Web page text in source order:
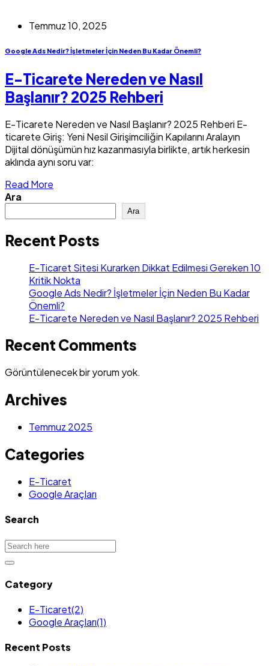
Temmuz 10, 2025
Google Ads Nedir? İşletmeler İçin Neden Bu Kadar Önemli?
E-Ticarete Nereden ve Nasıl
Başlanır? 2025 Rehberi
E-Ticarete Nereden ve Nasıl Başlanır? 2025 Rehberi E-
ticarete Giriş: Yeni Nesil Girişimciliğin Kapılarını Aralayın
Dijital dönüşümün hız kazanmasıyla birlikte, artık herkesin
aklında aynı soru var:
Read More
Ara
Ara
Recent Posts
E-Ticaret Sitesi Kurarken Dikkat Edilmesi Gereken 10
Kritik Nokta
Google Ads Nedir? İşletmeler İçin Neden Bu Kadar
Önemli?
E-Ticarete Nereden ve Nasıl Başlanır? 2025 Rehberi
Recent Comments
Görüntülenecek bir yorum yok.
Archives
Temmuz 2025
Categories
E-Ticaret
Google Araçları
Search
Category
E-Ticaret(2)
Google Araçları(1)
Recent Posts